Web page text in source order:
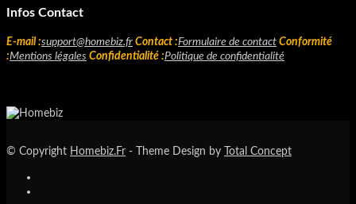
Infos Contact
E-mail :support@homebiz.fr Contact :Formulaire de contact Conformité
:Mentions légales Confidentialité :Politique de confidentialité
© Copyright Homebiz.Fr - Theme Design by Total Concept